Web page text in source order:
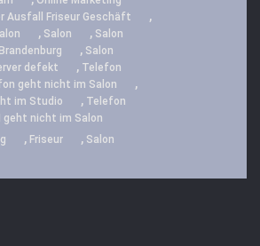
Ausfall Friseur Geschäft ,
, Salon , Salon
, Salon
defekt , Telefon
geht nicht im Salon ,
im Studio , Telefon
geht nicht im Salon
, Friseur , Salon